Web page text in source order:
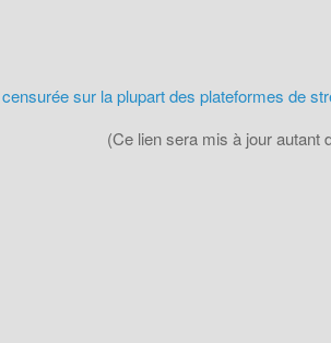
sur la plupart des plateformes de
(Ce lien sera mis à jour autant